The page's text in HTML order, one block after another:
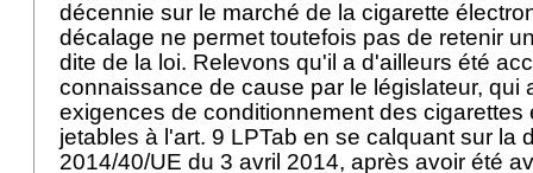
décennie sur le marché de la cigarette
décalage ne permet toutefois pas de retenir
dite de la loi. Relevons qu'il a d'ailleurs été
connaissance de cause par le législateur, qui
exigences de conditionnement des cigarettes
jetables à l'art. 9 LPTab en se calquant sur la
2014/40/UE du 3 avril 2014, après avoir été